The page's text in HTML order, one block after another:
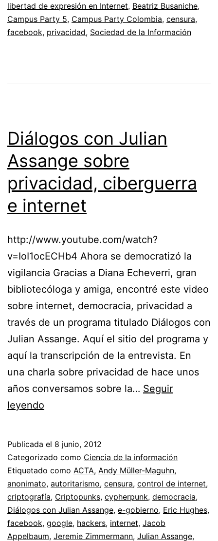
expresión
en
libertad de expresión en Internet, Beatriz Busaniche,
Campus Party 5, Campus Party Colombia, censura,
facebook, privacidad, Sociedad de la Información
Diálogos con Julian
Assange sobre
privacidad, ciberguerra
e internet
http://www.youtube.com/watch?
v=IoI1ocECHb4 Ahora se democratizó la
vigilancia Gracias a Diana Echeverri, gran
bibliotecóloga y amiga, encontré este video
sobre internet, democracia, privacidad a
través de un programa titulado Diálogos con
Julian Assange. Aquí el sitio del programa y
aquí la transcripción de la entrevista. En
una charla sobre privacidad de hace unos
años conversamos sobre la… Seguir
leyendo
Assange
sobre
privacidad,
ciberguerra
e
internet
Publicada el 8 junio, 2012
Categorizado como Ciencia de la información
Etiquetado como ACTA, Andy Müller-Maguhn,
anonimato, autoritarismo, censura, control de internet,
criptografía, Criptopunks, cypherpunk, democracia,
Diálogos con Julian Assange, e-gobierno, Eric Hughes,
facebook, google, hackers, internet, Jacob
Appelbaum, Jeremie Zimmermann, Julian Assange,